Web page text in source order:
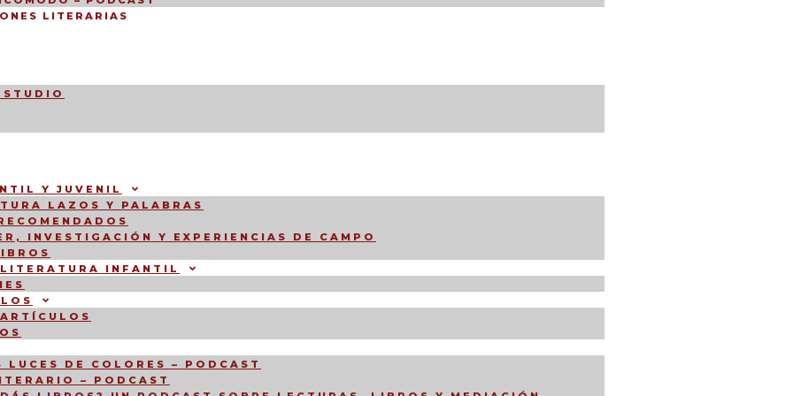
LITERARIAS
Y JUVENIL
LAZOS Y PALABRAS
INVESTIGACIÓN Y EXPERIENCIAS DE CAMPO
INFANTIL
LUCES DE COLORES – PODCAST
– PODCAST